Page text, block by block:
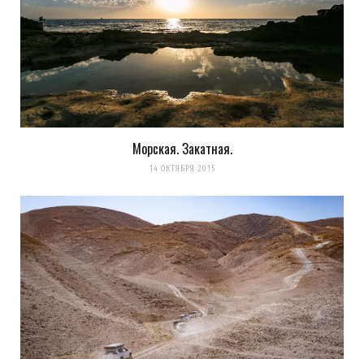
Морская. Закатная.
14 ОКТЯБРЯ 2015